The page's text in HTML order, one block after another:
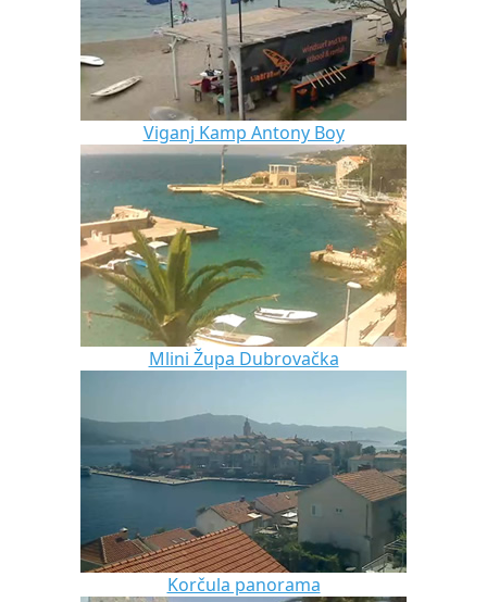
Viganj Kamp Antony Boy
Mlini Župa Dubrovačka
Korčula panorama